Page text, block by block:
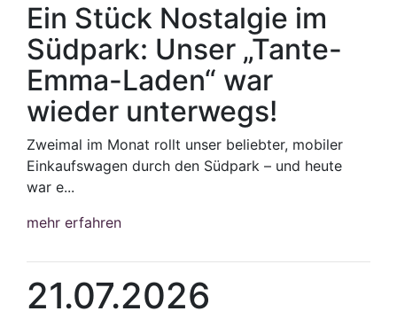
Ein Stück Nostalgie im
Südpark: Unser „Tante-
Emma-Laden“ war
wieder unterwegs!
Zweimal im Monat rollt unser beliebter, mobiler
Einkaufswagen durch den Südpark – und heute
war e...
mehr erfahren
21.07.2026